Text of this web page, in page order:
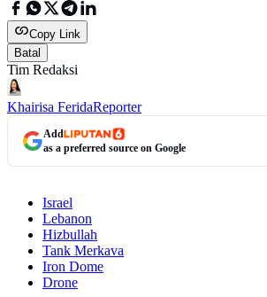
Copy Link
Batal
Tim Redaksi
Khairisa FeridaReporter
Add
as a preferred source on Google
Israel
Lebanon
Hizbullah
Tank Merkava
Iron Dome
Drone